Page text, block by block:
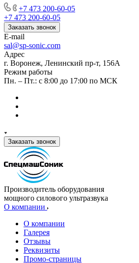
+7 473 200-60-05
+7 473 200-60-05
Заказать звонок
E-mail
sal@sp-sonic.com
Адрес
г. Воронеж, Ленинский пр-т, 156А
Режим работы
Пн. – Пт.: с 8:00 до 17:00 по МСК
Заказать звонок
Производитель оборудования
мощного силового ультразвука
О компании
О компании
Галерея
Отзывы
Реквизиты
Промо-страницы